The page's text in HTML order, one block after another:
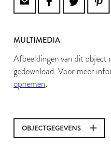
MULTIMEDIA
Afbeeldingen van dit object
gedownload. Voor meer
opnemen.
OBJECTGEGEVENS